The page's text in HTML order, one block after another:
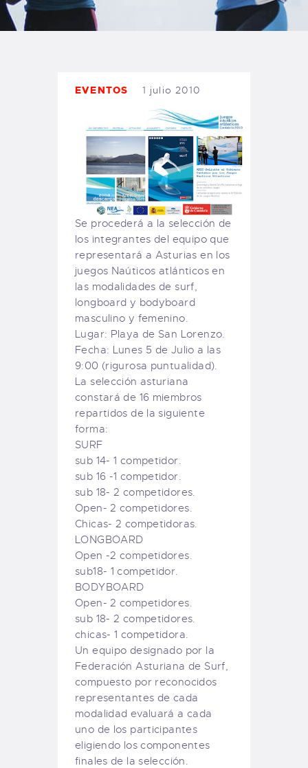
TIENDA FAMILY SURFERS
WEBCAM SALINAS
EVENTOS 1 julio 2010
Se procederá a la selección de
los integrantes del equipo que
representará a Asturias en los
juegos Naúticos atlánticos en
las modalidades de surf,
longboard y bodyboard
masculino y femenino.
Lugar: Playa de San Lorenzo.
Fecha: Lunes 5 de Julio a las
9:00 (rigurosa puntualidad).
La selección asturiana
constará de 16 miembros
repartidos de la siguiente
forma:
SURF
sub 14- 1 competidor.
sub 16 -1 competidor.
sub 18- 2 competidores.
Open- 2 competidores.
Chicas- 2 competidoras.
LONGBOARD
Open -2 competidores.
sub18- 1 competidor.
BODYBOARD
Open- 2 competidores.
sub 18- 2 competidores.
chicas- 1 competidora.
Un equipo designado por la
Federación Asturiana de Surf,
compuesto por reconocidos
representantes de cada
modalidad evaluará a cada
uno de los participantes
eligiendo los componentes
finales de la selección.